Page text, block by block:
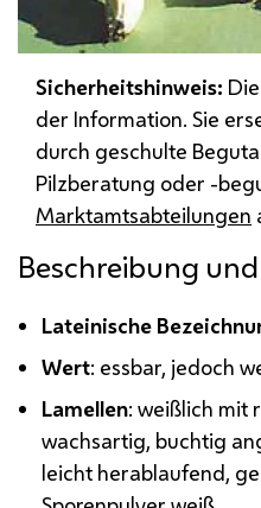
Sicherheitshinweis:
der Information. Sie
durch geschulte
Pilzberatung oder -
Marktamtsabteilungen
Beschreibung
Lateinische
Wert: essbar, jedoch
Lamellen: weißlich mit
wachsartig, buchtig
leicht herablaufend,